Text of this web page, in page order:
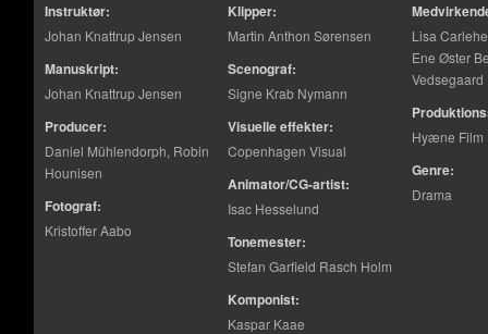
Instruktør:
Johan Knattrup Jensen
Manuskript:
Johan Knattrup Jensen
Producer:
Daniel Mühlendorph, Robin
Hounisen
Fotograf:
Kristoffer Aabo
Klipper:
Martin Anthon Sørensen
Scenograf:
Signe Krab Nymann
Visuelle effekter:
Copenhagen Visual
Animator/CG-artist:
Isac Hesselund
Tonemester:
Stefan Garfield Rasch Holm
Komponist:
Kaspar Kaae
Lisa
Ene Øster
Vedsegaard
Hyæne Film
Genre:
Drama